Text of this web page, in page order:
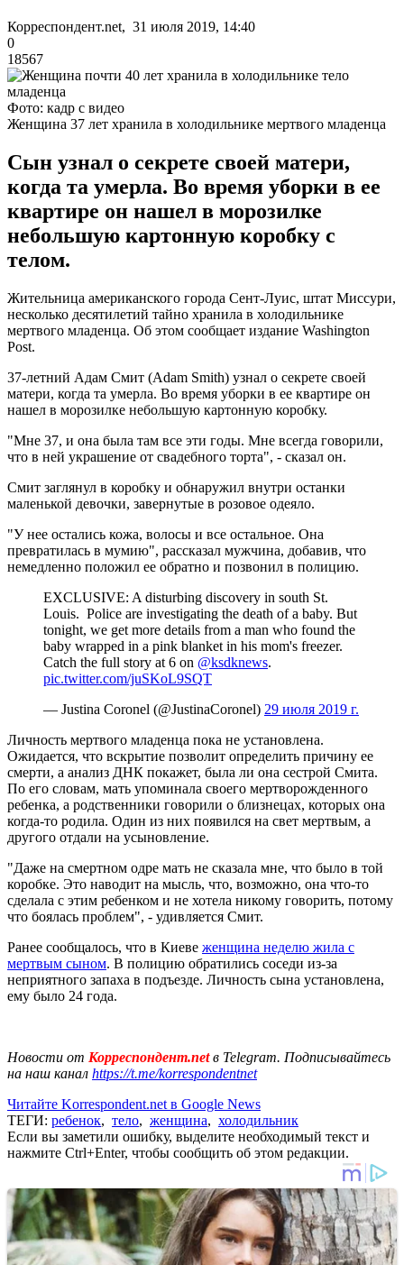
Корреспондент.net, 31 июля 2019, 14:40
0
18567
Фото: кадр с видео
Женщина 37 лет хранила в холодильнике мертвого младенца
Сын узнал о секрете своей матери,
когда та умерла. Во время уборки в ее
квартире он нашел в морозилке
небольшую картонную коробку с
телом.
Жительница американского города Сент-Луис, штат Миссури,
несколько десятилетий тайно хранила в холодильнике
мертвого младенца. Об этом сообщает издание Washington
Post.
37-летний Адам Смит (Adam Smith) узнал о секрете своей
матери, когда та умерла. Во время уборки в ее квартире он
нашел в морозилке небольшую картонную коробку.
"Мне 37, и она была там все эти годы. Мне всегда говорили,
что в ней украшение от свадебного торта", - сказал он.
Смит заглянул в коробку и обнаружил внутри останки
маленькой девочки, завернутые в розовое одеяло.
"У нее остались кожа, волосы и все остальное. Она
превратилась в мумию", рассказал мужчина, добавив, что
немедленно положил ее обратно и позвонил в полицию.
EXCLUSIVE: A disturbing discovery in south St.
Louis. Police are investigating the death of a baby. But
tonight, we get more details from a man who found the
baby wrapped in a pink blanket in his mom's freezer.
Catch the full story at 6 on @ksdknews.
pic.twitter.com/juSKoL9SQT
— Justina Coronel (@JustinaCoronel) 29 июля 2019 г.
Личность мертвого младенца пока не установлена.
Ожидается, что вскрытие позволит определить причину ее
смерти, а анализ ДНК покажет, была ли она сестрой Смита.
По его словам, мать упоминала своего мертворожденного
ребенка, а родственники говорили о близнецах, которых она
когда-то родила. Один из них появился на свет мертвым, а
другого отдали на усыновление.
"Даже на смертном одре мать не сказала мне, что было в той
коробке. Это наводит на мысль, что, возможно, она что-то
сделала с этим ребенком и не хотела никому говорить, потому
что боялась проблем", - удивляется Смит.
Ранее сообщалось, что в Киеве женщина неделю жила с
мертвым сыном. В полицию обратились соседи из-за
неприятного запаха в подъезде. Личность сына установлена,
ему было 24 года.
Новости от Корреспондент.netв Telegram. Подписывайтесь
на наш канал https://t.me/korrespondentnet
Читайте Korrespondent.net в Google News
ТЕГИ: ребенок, тело, женщина, холодильник
Если вы заметили ошибку, выделите необходимый текст и
нажмите Ctrl+Enter, чтобы сообщить об этом редакции.